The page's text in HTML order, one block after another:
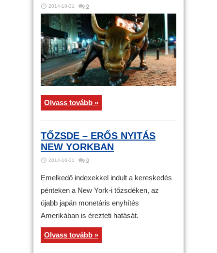
2014-10-31 0
Olvass tovább »
TŐZSDE – ERŐS NYITÁS
NEW YORKBAN
2014-10-31 0
Emelkedő indexekkel indult a kereskedés
pénteken a New York-i tőzsdéken, az
újabb japán monetáris enyhítés
Amerikában is érezteti hatását.
Olvass tovább »